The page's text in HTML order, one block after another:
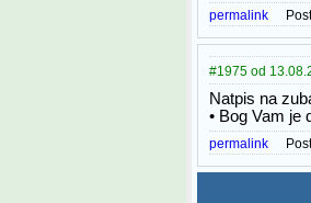
permalink
#1975 od
Natpis na
• Bog Vam je
permalink